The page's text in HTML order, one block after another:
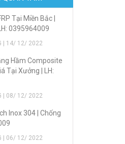
Tại Miền Bắc |
0395964009
| 14/ 12/ 2022
Hầm Composite
Tại Xưởng | LH:
| 08/ 12/ 2022
Inox 304 | Chống
| 06/ 12/ 2022